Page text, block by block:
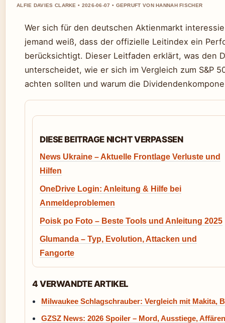
ALFIE DAVIES CLARKE • 2026-06-07 • GEPRUFT VON HANNAH FISCHER
Wer sich für den deutschen Aktienmarkt
jemand weiß, dass der offizielle Leitindex ein
berücksichtigt. Dieser Leitfaden erklärt, was den
unterscheidet, wie er sich im Vergleich zum S&P
achten sollten und warum die
DIESE BEITRAGE NICHT VERPASSEN
News Ukraine – Aktuelle Frontlage Verluste und
Hilfen
OneDrive Login: Anleitung & Hilfe bei
Anmeldeproblemen
Poisk po Foto – Beste Tools und Anleitung 2025
Glumanda – Typ, Evolution, Attacken und
Fangorte
4 VERWANDTE ARTIKEL
Milwaukee Schlagschrauber: Vergleich mit Makita,
GZSZ News: 2026 Spoiler – Mord, Ausstiege, Affären